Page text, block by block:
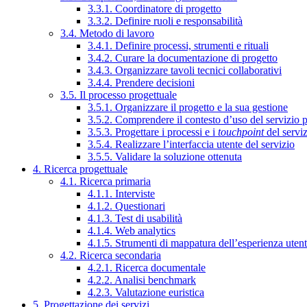
3.3.1. Coordinatore di progetto
3.3.2. Definire ruoli e responsabilità
3.4. Metodo di lavoro
3.4.1. Definire processi, strumenti e rituali
3.4.2. Curare la documentazione di progetto
3.4.3. Organizzare tavoli tecnici collaborativi
3.4.4. Prendere decisioni
3.5. Il processo progettuale
3.5.1. Organizzare il progetto e la sua gestione
3.5.2. Comprendere il contesto d’uso del servizio
3.5.3. Progettare i processi e i touchpointdel
3.5.4. Realizzare l’interfaccia utente del servizio
3.5.5. Validare la soluzione ottenuta
4. Ricerca progettuale
4.1. Ricerca primaria
4.1.1. Interviste
4.1.2. Questionari
4.1.3. Test di usabilità
4.1.4. Web analytics
4.1.5. Strumenti di mappatura dell’esperienza
4.2. Ricerca secondaria
4.2.1. Ricerca documentale
4.2.2. Analisi benchmark
4.2.3. Valutazione euristica
5. Progettazione dei servizi